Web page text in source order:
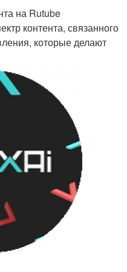
на Rutube
контента, связанного
которые делают